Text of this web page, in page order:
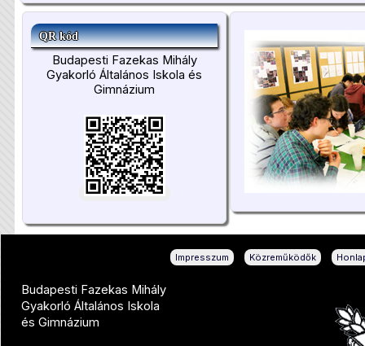
QR kód
Budapesti Fazekas Mihály
Gyakorló Általános Iskola és
Gimnázium
Impresszum Közreműködők
Budapesti Fazekas Mihály
Gyakorló Általános Iskola
és Gimnázium